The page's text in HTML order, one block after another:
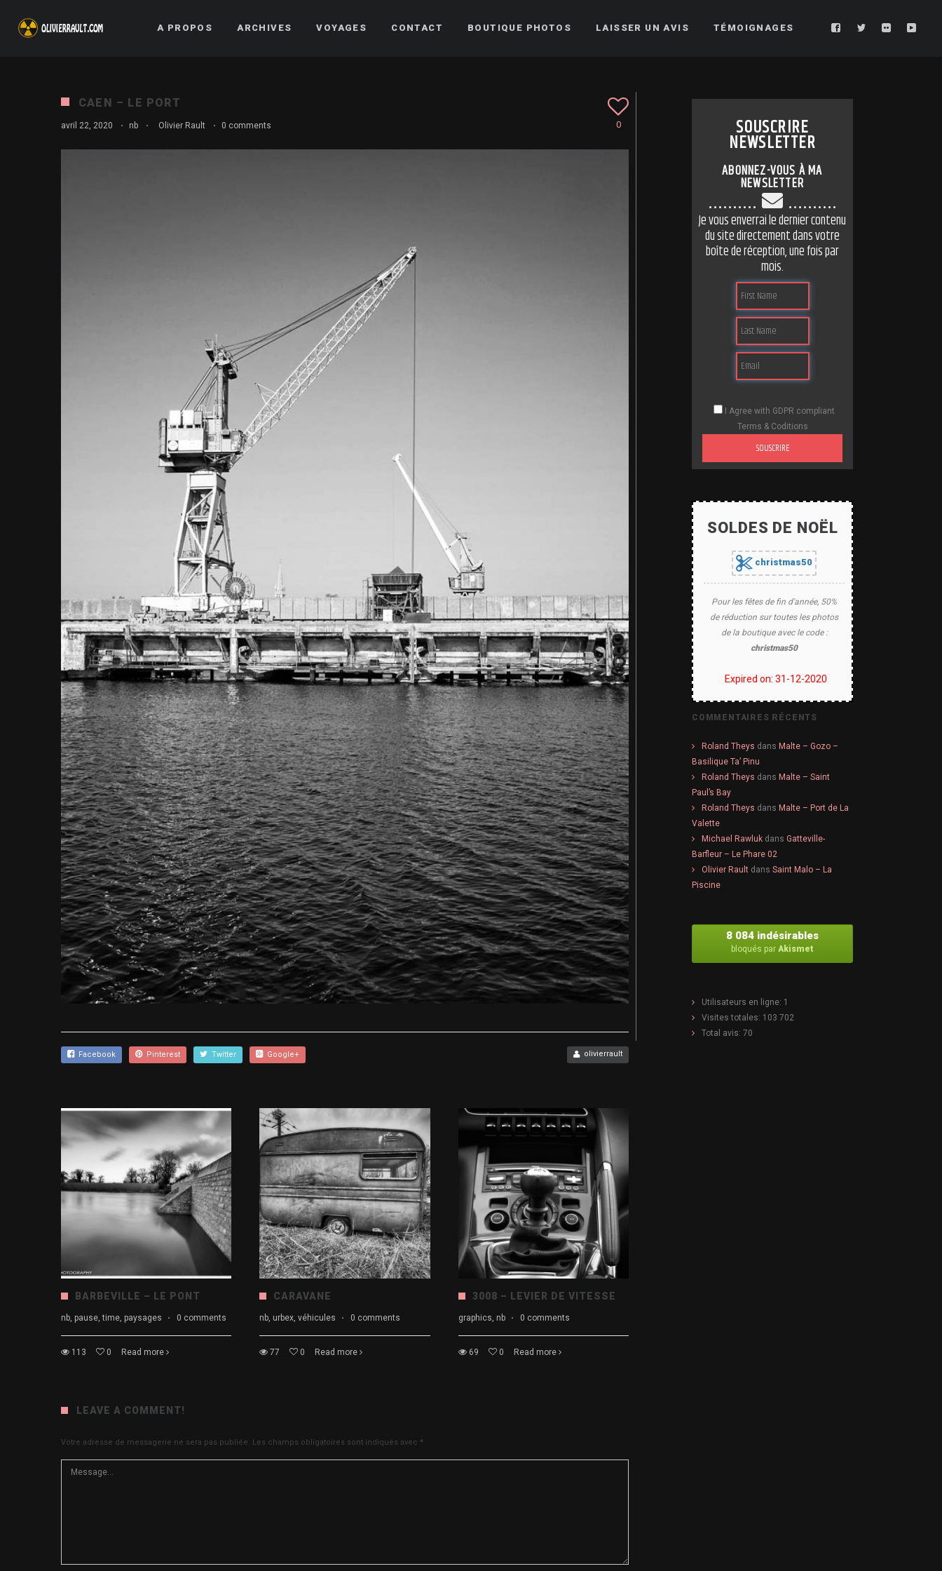
A PROPOS ARCHIVES VOYAGES CONTACT BOUTIQUE PHOTOS LAISSER UN AVIS TÉMOIGNAGES
CAEN – LE PORT
avril 22, 2020 · nb · Olivier Rault · 0 comments 0
Facebook Pinterest Twitter Google+ olivierrault
BARBEVILLE – LE PONT
nb, pause, time, paysages · 0 comments
113 0 Read more
CARAVANE
nb, urbex, véhicules · 0 comments
77 0 Read more
3008 – LEVIER DE VITESSE
graphics, nb · 0 comments
69 0 Read more
LEAVE A COMMENT!
Votre adresse de messagerie ne sera pas publiée. Les champs obligatoires sont indiqués avec *
SOUSCRIRE
NEWSLETTER
ABONNEZ-VOUS À MA
NEWSLETTER
.......... ..........
Je vous enverrai le dernier contenu
du site directement dans votre
boîte de réception, une fois par
mois.
I Agree with GDPR compliant
Terms & Coditions
SOUSCRIRE
SOLDES DE NOËL
christmas50
Pour les fêtes de fin d'année, 50%
de réduction sur toutes les photos
de la boutique avec le code :
christmas50
Expired on: 31-12-2020
COMMENTAIRES RÉCENTS
Roland Theys dans Malte – Gozo –
Basilique Ta’ Pinu
Roland Theys dans Malte – Saint
Paul’s Bay
Roland Theys dans Malte – Port de La
Valette
Michael Rawluk dans Gatteville-
Barfleur – Le Phare 02
Olivier Rault dans Saint Malo – La
Piscine
8 084 indésirables
bloqués par Akismet
Utilisateurs en ligne: 1
Visites totales: 103 702
Total avis: 70